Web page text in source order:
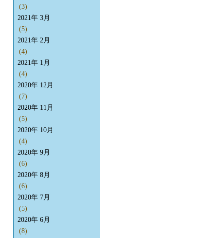
(3)
2021年 3月
(5)
2021年 2月
(4)
2021年 1月
(4)
2020年 12月
(7)
2020年 11月
(5)
2020年 10月
(4)
2020年 9月
(6)
2020年 8月
(6)
2020年 7月
(5)
2020年 6月
(8)